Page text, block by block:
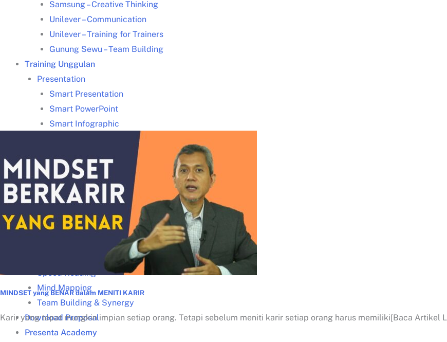
Samsung – Creative Thinking
Unilever – Communication
Unilever – Training for Trainers
Gunung Sewu – Team Building
Training Unggulan
Presentation
Smart Presentation
Smart PowerPoint
Smart Infographic
Leadership Kepemimpinan
Communication
Coaching & Mentoring
Training for Trainers (TFT)
Public Speaking
Service Excellence
Speed Reading
Mind Mapping
Team Building & Synergy
Download Proposal
Presenta Academy
MINDSET yang BENAR dalam MENITI KARIR
Karir yang tepat mungkin impian setiap orang. Tetapi sebelum meniti karir setiap orang harus memiliki[Baca Artikel